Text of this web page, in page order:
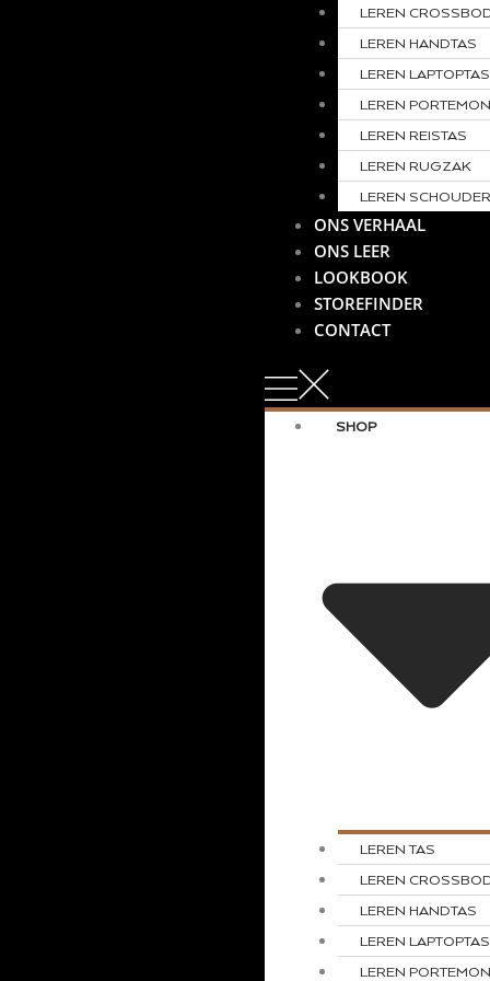
LEREN
LEREN HANDTAS
LEREN LAPTOPTAS
LEREN
LEREN REISTAS
LEREN RUGZAK
LEREN
ONS VERHAAL
ONS LEER
LOOKBOOK
STOREFINDER
CONTACT
SHOP
LEREN TAS
LEREN
LEREN HANDTAS
LEREN LAPTOPTAS
LEREN